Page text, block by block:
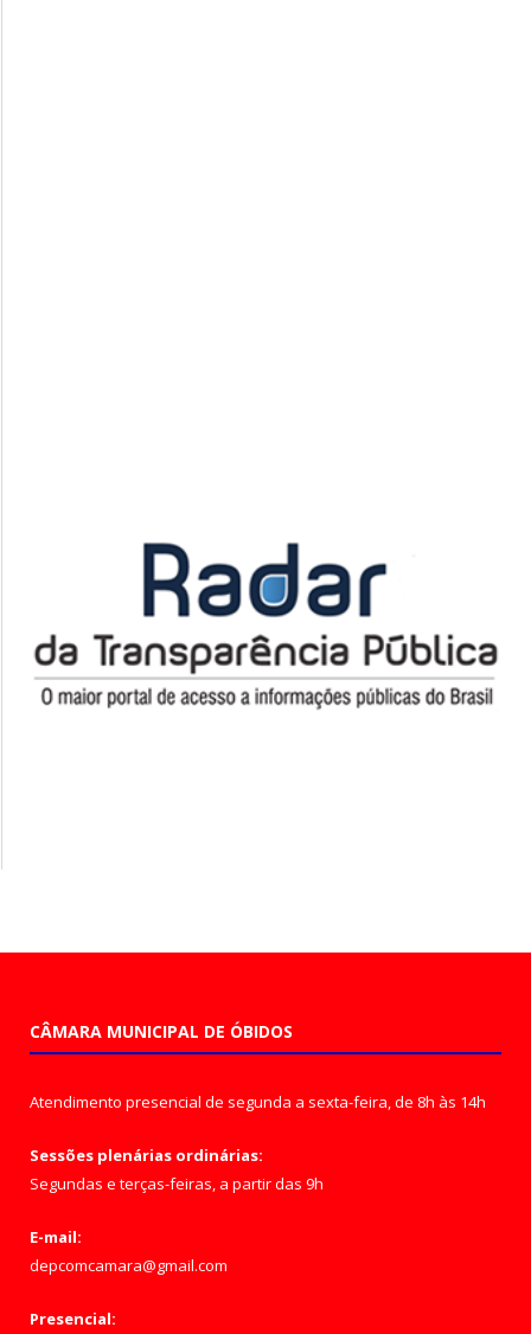
CÂMARA MUNICIPAL DE ÓBIDOS
Atendimento presencial de segunda a sexta-feira, de 8h às 14h
Sessões plenárias ordinárias:
Segundas e terças-feiras, a partir das 9h
E-mail:
depcomcamara@gmail.com
Presencial: